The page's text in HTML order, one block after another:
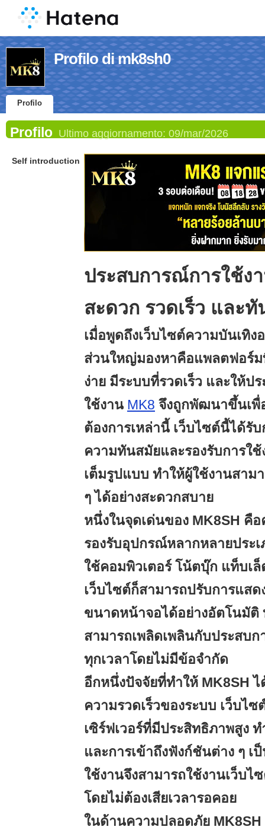
Profilo di mk8sh0
Profilo
Profilo Ultimo aggiornamento: 09/mar/2026
Self introduction
ประสบการณ์การใช้ง
สะดวก รวดเร็ว และ
เมื่อพูดถึงเว็บไซต์ความบันเทิง
ส่วนใหญ่มองหาคือแพลตฟอร์ม
ง่าย มีระบบที่รวดเร็ว และให้ป
ใช้งาน MK8 จึงถูกพัฒนาขึ้นเพื่
ต้องการเหล่านี้ เว็บไซต์นี้ได้รั
ความทันสมัยและรองรับการใ
เต็มรูปแบบ ทำให้ผู้ใช้งานสาม
ๆ ได้อย่างสะดวกสบาย
หนึ่งในจุดเด่นของ MK8SH คื
รองรับอุปกรณ์หลากหลายประ
ใช้คอมพิวเตอร์ โน้ตบุ๊ก แท็บเ
เว็บไซต์ก็สามารถปรับการแสด
ขนาดหน้าจอได้อย่างอัตโนมัติ
สามารถเพลิดเพลินกับประสบ
ทุกเวลาโดยไม่มีข้อจำกัด
อีกหนึ่งปัจจัยที่ทำให้ MK8SH
ความรวดเร็วของระบบ เว็บไซ
เซิร์ฟเวอร์ที่มีประสิทธิภาพสูง
และการเข้าถึงฟังก์ชันต่าง ๆ เ
ใช้งานจึงสามารถใช้งานเว็บไ
โดยไม่ต้องเสียเวลารอคอย
ในด้านความปลอดภัย